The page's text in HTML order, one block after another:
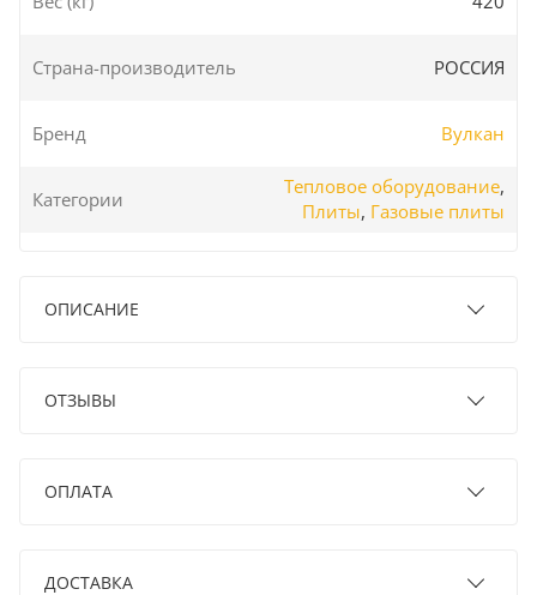
Страна-производитель РОССИЯ
Бренд Вулкан
Категории
Тепловое оборудование,
Плиты, Газовые плиты
ОПИСАНИЕ
ОТЗЫВЫ
ОПЛАТА
ДОСТАВКА